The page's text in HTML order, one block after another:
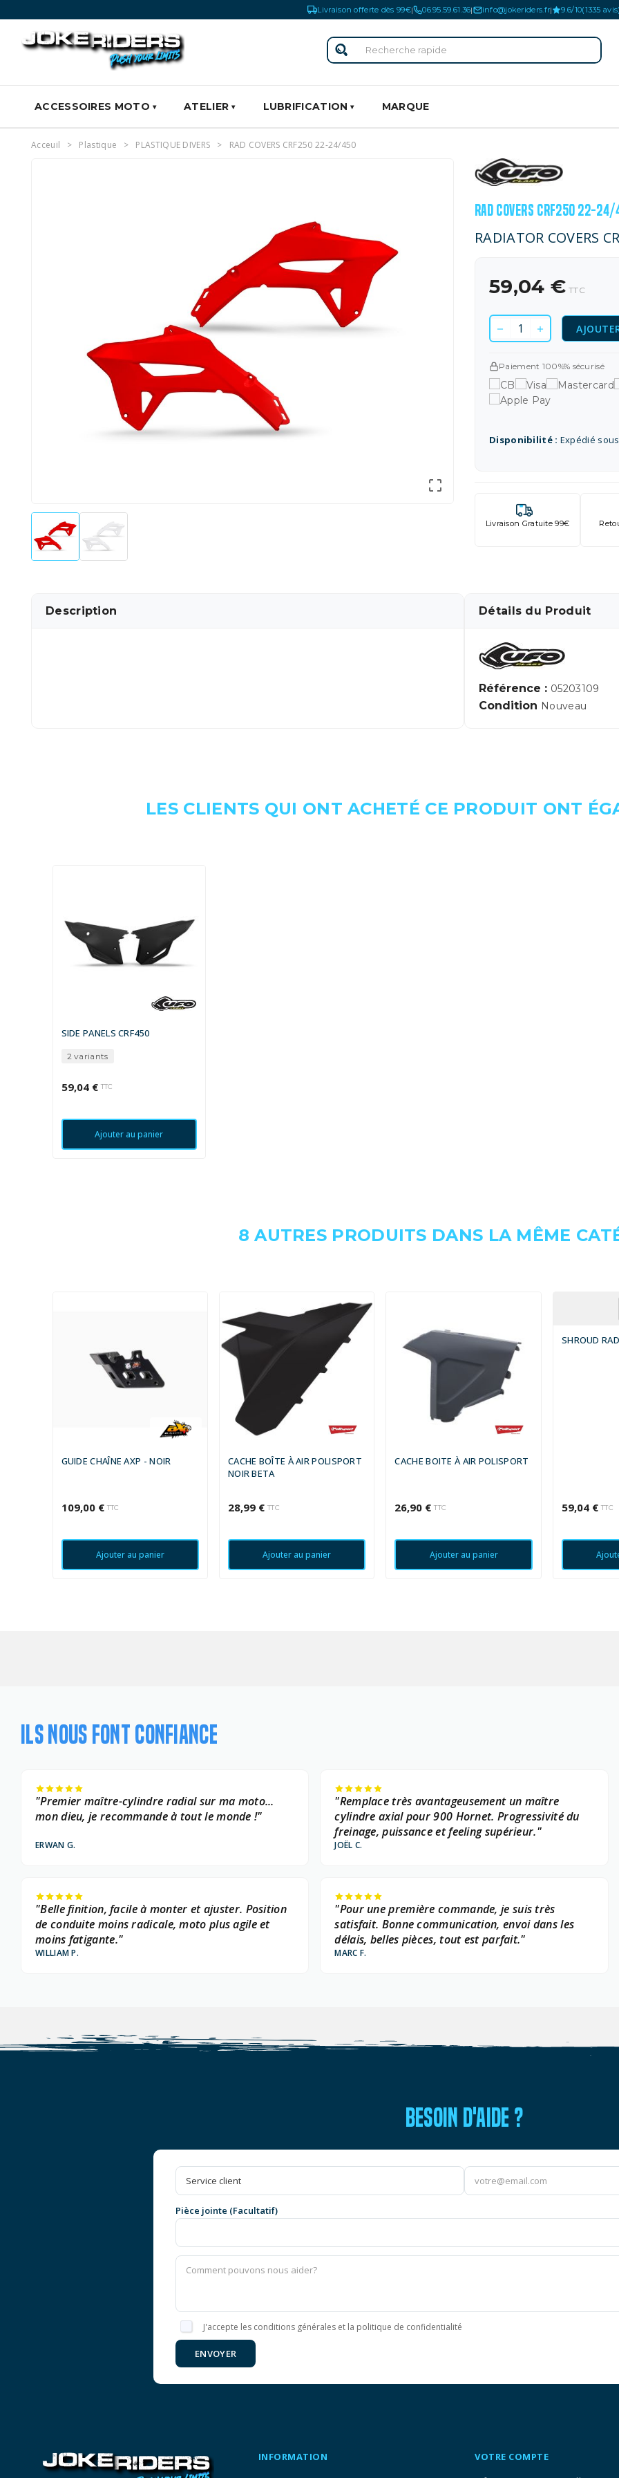
Livraison offerte dès 99€| 06.95.59.61.36| info@jokeriders.fr| 9.6/10(1335 avis)
ACCESSOIRES MOTO ATELIER LUBRIFICATION MARQUE
Acceuil Plastique PLASTIQUE DIVERS RAD COVERS CRF250 22-24/450

RAD COVERS CRF250 22-
RADIATOR COVERS
59,04 € TTC
Paiement 100%% sécurisé
Disponibilité : Expédié
Livraison Gratuite 99€
Description Détails du Produit
Référence : 05203109
Condition Nouveau
LES CLIENTS QUI ONT ACHETÉ CE PRODUIT ONT
SIDE PANELS CRF450
2 variants
59,04 € TTC
Ajouter au panier
8 AUTRES PRODUITS DANS LA MÊME
GUIDE CHAÎNE AXP - NOIR
109,00 € TTC
Ajouter au panier
CACHE BOÎTE À AIR POLISPORT
NOIR BETA
28,99 € TTC
Ajouter au panier
CACHE BOITE À AIR POLISPORT
26,90 € TTC
Ajouter au panier
SHROUD
59,04 € TTC
ILS NOUS FONT CONFIANCE
"Premier maître-cylindre radial sur ma moto...
mon dieu, je recommande à tout le monde !"
ERWAN G.
"Remplace très avantageusement un maître
cylindre axial pour 900 Hornet. Progressivité du
freinage, puissance et feeling supérieur."
JOËL C.
"Belle finition, facile à monter et ajuster. Position
de conduite moins radicale, moto plus agile et
moins fatigante."
WILLIAM P.
"Pour une première commande, je suis très
satisfait. Bonne communication, envoi dans les
délais, belles pièces, tout est parfait."
MARC F.
BESOIN D'AIDE ?
Pièce jointe (Facultatif)
J'accepte les conditions générales et la politique de confidentialité
ENVOYER
INFORMATION
VOTRE COMPTE